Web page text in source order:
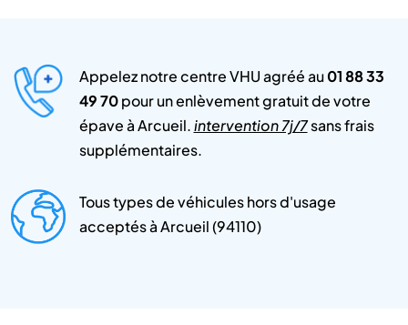
Appelez notre centre VHU agréé au01 88 33
49 70pour un enlèvement gratuit de votre
épave à Arcueil.intervention 7j/7sans frais
supplémentaires.
Tous types de véhicules hors d'usage
acceptés à Arcueil (94110)